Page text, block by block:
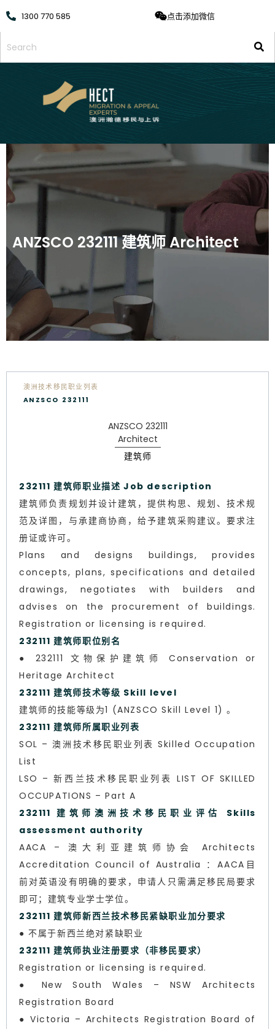
1300 770 585 点击添加微信
ANZSCO 232111 建筑师 Architect
澳洲技术移民职业列表
ANZSCO 232111
ANZSCO 232111
Architect
建筑师
232111 建筑师职业描述 Job description
建筑师负责规划并设计建筑，提供构思、规划、技术规
范及详图，与承建商协商，给予建筑采购建议。要求注
册证或许可。
Plans and designs buildings, provides
concepts, plans, specifications and detailed
drawings, negotiates with builders and
advises on the procurement of buildings.
Registration or licensing is required.
232111 建筑师职位别名
● 232111 文物保护建筑师 Conservation or
Heritage Architect
232111 建筑师技术等级 Skill level
建筑师的技能等级为1 (ANZSCO Skill Level 1) 。
232111 建筑师所属职业列表
SOL – 澳洲技术移民职业列表 Skilled Occupation
List
LSO – 新西兰技术移民职业列表 LIST OF SKILLED
OCCUPATIONS – Part A
232111 建筑师澳洲技术移民职业评估 Skills
assessment authority
AACA – 澳大利亚建筑师协会 Architects
Accreditation Council of Australia ：AACA目
前对英语没有明确的要求，申请人只需满足移民局要求
即可；建筑专业学士学位。
232111 建筑师新西兰技术移民紧缺职业加分要求
● 不属于新西兰绝对紧缺职业
232111 建筑师执业注册要求（非移民要求）
Registration or licensing is required.
● New South Wales – NSW Architects
Registration Board
● Victoria – Architects Registration Board of